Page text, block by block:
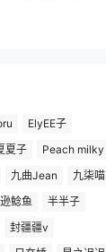
ElyEE子
夏子
Peach milky
九曲Jean
九柒喵
鲶鱼
半半子
封疆疆v